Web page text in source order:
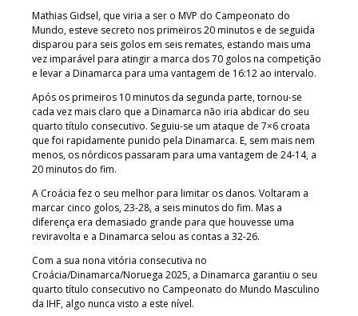
Mathias Gidsel, que viria a ser o MVP do Campeonato do
Mundo, esteve secreto nos primeiros 20 minutos e de seguida
disparou para seis golos em seis remates, estando mais uma
vez imparável para atingir a marca dos 70 golos na competição
e levar a Dinamarca para uma vantagem de 16:12 ao intervalo.
Após os primeiros 10 minutos da segunda parte, tornou-se
cada vez mais claro que a Dinamarca não iria abdicar do seu
quarto título consecutivo. Seguiu-se um ataque de 7×6 croata
que foi rapidamente punido pela Dinamarca. E, sem mais nem
menos, os nórdicos passaram para uma vantagem de 24-14, a
20 minutos do fim.
A Croácia fez o seu melhor para limitar os danos. Voltaram a
marcar cinco golos, 23-28, a seis minutos do fim. Mas a
diferença era demasiado grande para que houvesse uma
reviravolta e a Dinamarca selou as contas a 32-26.
Com a sua nona vitória consecutiva no
Croácia/Dinamarca/Noruega 2025, a Dinamarca garantiu o seu
quarto título consecutivo no Campeonato do Mundo Masculino
da IHF, algo nunca visto a este nível.